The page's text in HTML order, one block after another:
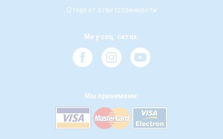
Отказ от ответственности
Ми у соц. сетях:
Мы принимаем: